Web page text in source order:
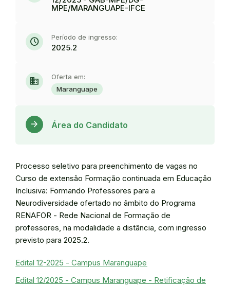
MPE/MARANGUAPE-IFCE
schedule Período de ingresso:
2025.2
domain
Oferta em:
Maranguape
arrow_forward Área do Candidato
Processo seletivo para preenchimento de vagas no
Curso de extensão Formação continuada em Educação
Inclusiva: Formando Professores para a
Neurodiversidade ofertado no âmbito do Programa
RENAFOR - Rede Nacional de Formação de
professores, na modalidade a distância, com ingresso
previsto para 2025.2.
Edital 12-2025 - Campus Maranguape
Edital 12/2025 - Campus Maranguape - Retificação de